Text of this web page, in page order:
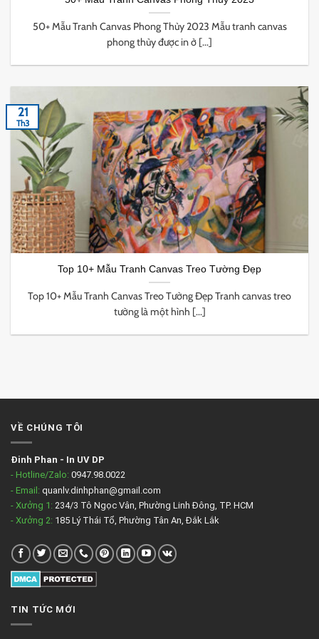
50+ Mẫu Tranh Canvas Phong Thủy 2023 Mẫu tranh canvas
phong thủy được in ở [...]
Top 10+ Mẫu Tranh Canvas Treo Tường Đẹp
Top 10+ Mẫu Tranh Canvas Treo Tường Đẹp Tranh canvas treo
tường là một hình [...]
21
Th3
VỀ CHÚNG TÔI
Đinh Phan - In UV DP
- Hotline/Zalo: 0947.98.0022
- Email: quanlv.dinhphan@gmail.com
- Xưởng 1: 234/3 Tô Ngọc Vân, Phường Linh Đông, TP. HCM
- Xưởng 2: 185 Lý Thái Tổ, Phường Tân An, Đắk Lắk
TIN TỨC MỚI